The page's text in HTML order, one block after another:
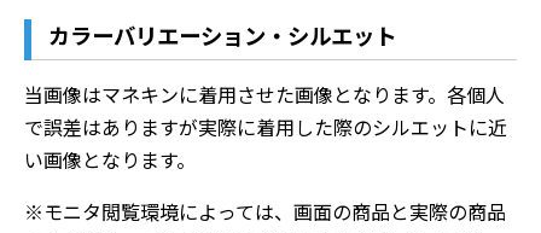
カラーバリエーション・シルエット
当画像はマネキンに着用させた画像となります。各個人
で誤差はありますが実際に着用した際のシルエットに近
い画像となります。
※モニタ閲覧環境によっては、画面の商品と実際の商品